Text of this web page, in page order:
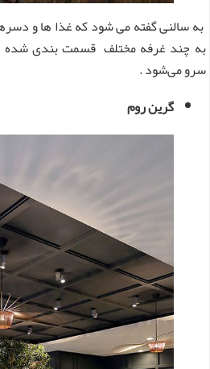
به سالنی گفته می شود که غذا ها و
به چند غرفه مختلف قسمت بندی
سرو می‌شود .
گرین روم